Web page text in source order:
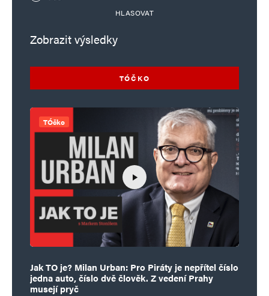
Webová stránka
komentáře.
HLASOVAT
Zobrazit výsledky
TÓČKO
TÓčko
Jak TO je? Milan Urban: Pro Piráty je nepřítel číslo
jedna auto, číslo dvě člověk. Z vedení Prahy
musejí pryč